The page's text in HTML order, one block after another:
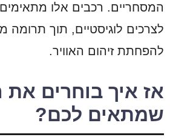
המסחריים. רכבים אלו
לצרכים לוגיסטיים, תוך תרומה
להפחתת זיהום האוויר.
אז איך בוחרים את
שמתאים לכם?